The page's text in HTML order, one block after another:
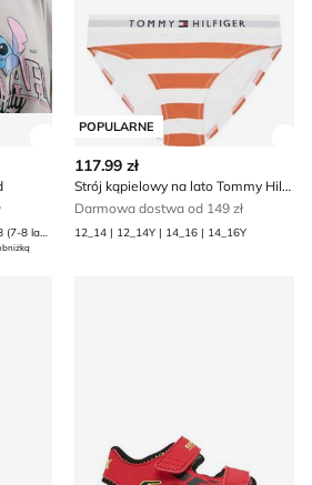
Zobacz szczegóły produktu
116 (5-6 lat) | 122 (6-7 lat) | 128 (7-8 lat) | 134 (8 lat) | 140 (9 lat) | 146 (10 lat) | 152 (11 lat) | 158 (12 lat) | 164 (13 lat)
POPULARNE
117.99 zł
Strój kąpielowy na lato Tommy Hilfiger
Darmowa dostwa od 149 zł
12_14 | 12_14Y | 14_16 | 14_16Y